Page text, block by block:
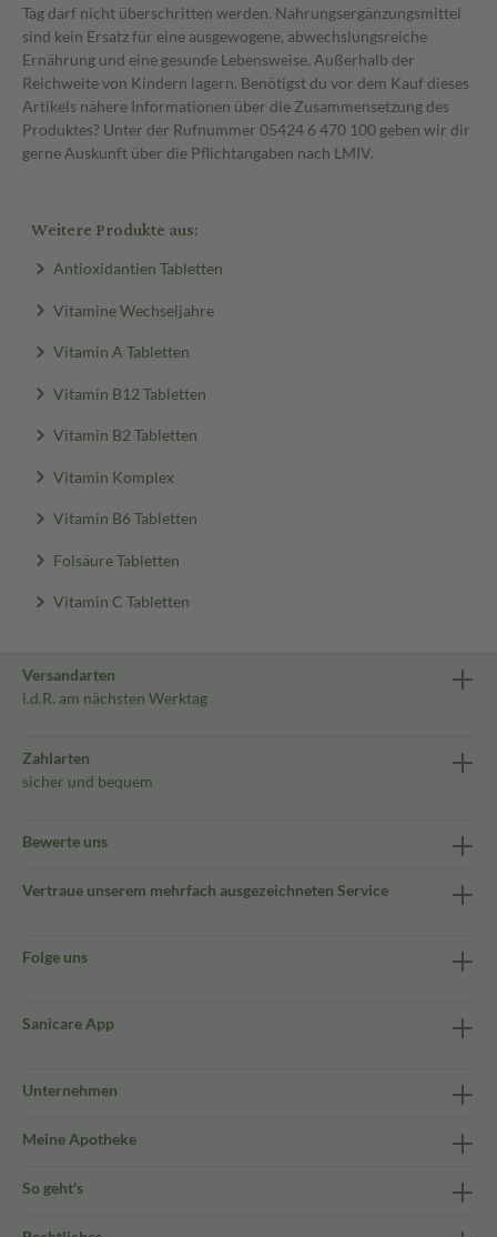
Tag darf nicht überschritten werden. Nahrungsergänzungsmittel
sind kein Ersatz für eine ausgewogene, abwechslungsreiche
Ernährung und eine gesunde Lebensweise. Außerhalb der
Reichweite von Kindern lagern. Benötigst du vor dem Kauf dieses
Artikels nähere Informationen über die Zusammensetzung des
Produktes? Unter der Rufnummer 05424 6 470 100 geben wir dir
gerne Auskunft über die Pflichtangaben nach LMIV.
Weitere Produkte aus:
Antioxidantien Tabletten
Vitamine Wechseljahre
Vitamin A Tabletten
Vitamin B12 Tabletten
Vitamin B2 Tabletten
Vitamin Komplex
Vitamin B6 Tabletten
Folsäure Tabletten
Vitamin C Tabletten
Versandarten
i.d.R. am nächsten Werktag
Zahlarten
sicher und bequem
Bewerte uns
Vertraue unserem mehrfach ausgezeichneten Service
Folge uns
Sanicare App
Unternehmen
Meine Apotheke
So geht's